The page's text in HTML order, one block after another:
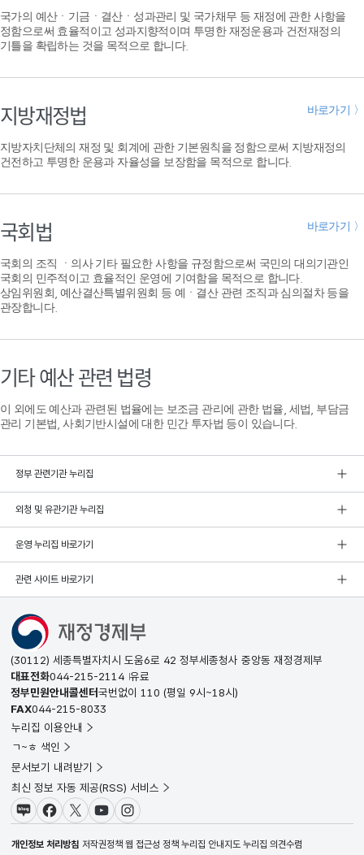
국가의 예산ㆍ기금ㆍ결산ㆍ성과관리 및 국가채무 등 재정에 관한 사항을
정함으로써 효율적이고 성과지향적이며 투명한 재정운용과 건전재정의
기틀을 확립하는 것을 목적으로 합니다.
지방재정법 바로가기 〉
지방자치단체의 재정 및 회계에 관한 기본원칙을 정함으로써 지방재정의
건전하고 투명한 운용과 자율성을 보장함을 목적으로 합니다.
국회법 바로가기 〉
국회의 조직 ㆍ의사 기타 필요한 사항을 규정함으로써 국민의 대의기관인
국회의 민주적이고 효율적인 운영에 기여함을 목적으로 합니다.
상임위원회, 예산결산특별위원회 등 예ㆍ결산 관련 조직과 심의절차 등을
관장합니다.
기타 예산 관련 법령
이 외에도 예산과 관련된 법율에는 보조금 관리에 관한 법율, 세법, 부담금
관리 기본법, 사회기반시설에 대한 민간 투자법 등이 있습니다.
정부 관련기관 누리집
외청 및 유관기관 누리집
운영 누리집 바로가기
관련 사이트 바로가기
(30112) 세종특별자치시 도움6로 42 정부세종청사 중앙동 재정경제부
대표전화044-215-2114 유료
정부민원안내콜센터국번없이 110 (평일 9시~18시)
FAX044-215-8033
누리집 이용안내
ㄱ~ㅎ 색인
문서보기 내려받기
최신 정보 자동 제공(RSS) 서비스
블로그페이스북X(트위터)유튜브인스타그램
개인정보 처리방침 저작권정책 웹 접근성 정책 누리집 안내지도 누리집 의견수렴